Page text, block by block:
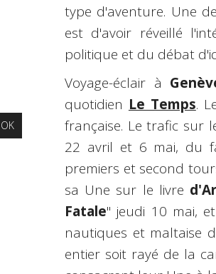
type d'aventure. Une
est d'avoir réveillé
politique et du débat
Voyage-éclair à
quotidien Le Temps.
française. Le trafic sur
22 avril et 6 mai, du
premiers et second
sa Une sur le livre
Fatale" jeudi 10 mai,
nautiques et maltaise
entier soit rayé de la